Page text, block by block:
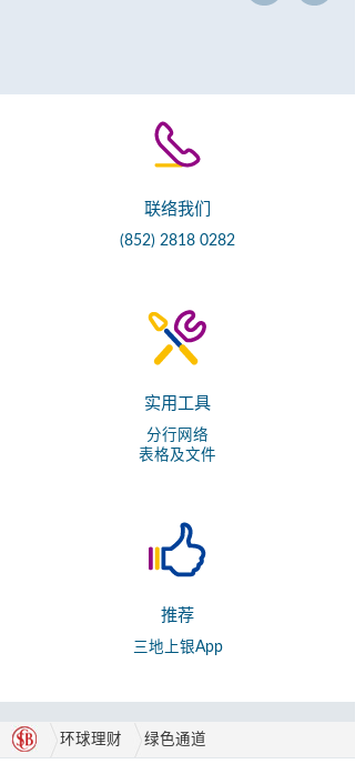
联络我们
(852) 2818 0282
实用工具
分行网络
表格及文件
推荐
三地上银App
环球理财 绿色通道